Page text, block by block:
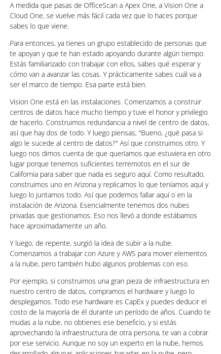
A medida que pasas de OfficeScan a Apex One, a Vision One a
Cloud One, se vuelve más fácil cada vez que lo haces porque
sabes lo que viene.
Para entonces, ya tienes un grupo establecido de personas que
te apoyan y que te han estado apoyando durante algún tiempo.
Estás familiarizado con trabajar con ellos, sabes qué esperar y
cómo van a avanzar las cosas. Y prácticamente sabes cuál va a
ser el marco de tiempo. Esa parte está bien.
Vision One está en las instalaciones. Comenzamos a construir
centros de datos hace mucho tiempo y tuve el honor y privilegio
de hacerlo. Construimos redundancia a nivel de centro de datos,
así que hay dos de todo. Y luego piensas, "Bueno, ¿qué pasa si
algo le sucede al centro de datos?" Así que construimos otro. Y
luego nos dimos cuenta de que queríamos que estuviera en otro
lugar porque tenemos suficientes terremotos en el sur de
California para saber que nada es seguro aquí. Como resultado,
construimos uno en Arizona y replicamos lo que teníamos aquí y
luego lo juntamos todo. Así que podemos fallar aquí o en la
instalación de Arizona. Esencialmente tenemos dos nubes
privadas que gestionamos. Eso nos llevó a donde estábamos
hace aproximadamente un año.
Y luego, de repente, surgió la idea de subir a la nube.
Comenzamos a trabajar con Azure y AWS para mover elementos
a la nube, pero también hubo algunos problemas con eso.
Por ejemplo, si construimos una gran pieza de infraestructura en
nuestro centro de datos, compramos el hardware y luego lo
desplegamos. Todo ese hardware es CapEx y puedes deducir el
costo de la mayoría de él durante un período de años. Cuando te
mudas a la nube, no obtienes ese beneficio, y si estás
aprovechando la infraestructura de otra persona, te van a cobrar
por ese servicio. Aunque no soy un experto en la nube, hemos